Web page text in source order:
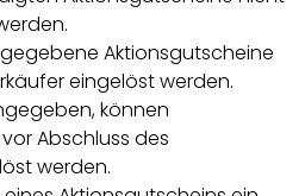
Aktionsgutscheine
eingelöst werden.
können
Abschluss des
werden.